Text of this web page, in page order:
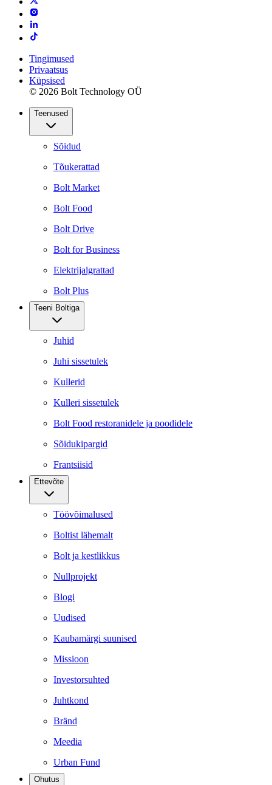
Tingimused
Privaatsus
Küpsised
© 2026 Bolt Technology OÜ
Teenused
Sõidud
Tõukerattad
Bolt Market
Bolt Food
Bolt Drive
Bolt for Business
Elektrijalgrattad
Bolt Plus
Teeni Boltiga
Juhid
Juhi sissetulek
Kullerid
Kulleri sissetulek
Bolt Food restoranidele ja poodidele
Sõidukipargid
Frantsiisid
Ettevõte
Töövõimalused
Boltist lähemalt
Bolt ja kestlikkus
Nullprojekt
Blogi
Uudised
Kaubamärgi suunised
Missioon
Investorsuhted
Juhtkond
Bränd
Meedia
Urban Fund
Ohutus